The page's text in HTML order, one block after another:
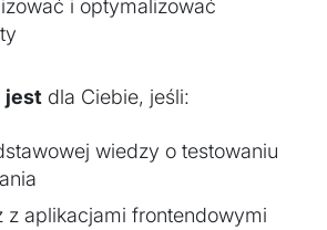
i optymalizować
jest dla Ciebie, jeśli:
wiedzy o testowaniu
z aplikacjami frontendowymi